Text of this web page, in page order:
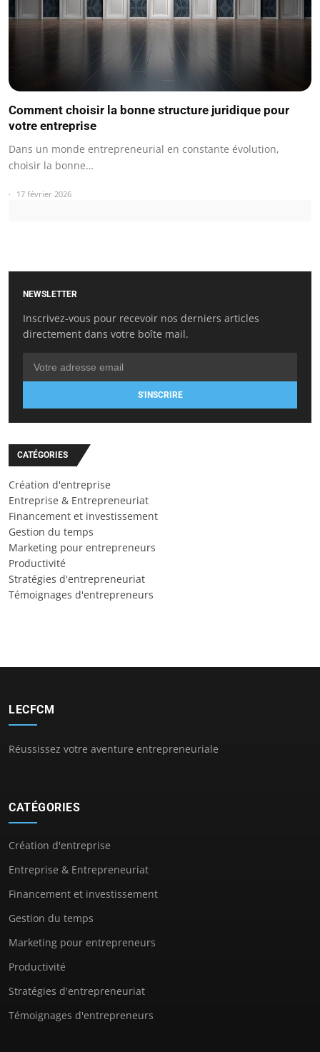
Comment choisir la bonne structure juridique pour
votre entreprise
Dans un monde entrepreneurial en constante évolution,
choisir la bonne…
17 février 2026
NEWSLETTER
Inscrivez-vous pour recevoir nos derniers articles
directement dans votre boîte mail.
S'INSCRIRE
CATÉGORIES
Création d'entreprise
Entreprise & Entrepreneuriat
Financement et investissement
Gestion du temps
Marketing pour entrepreneurs
Productivité
Stratégies d'entrepreneuriat
Témoignages d'entrepreneurs
LECFCM
Réussissez votre aventure entrepreneuriale
CATÉGORIES
Création d'entreprise
Entreprise & Entrepreneuriat
Financement et investissement
Gestion du temps
Marketing pour entrepreneurs
Productivité
Stratégies d'entrepreneuriat
Témoignages d'entrepreneurs